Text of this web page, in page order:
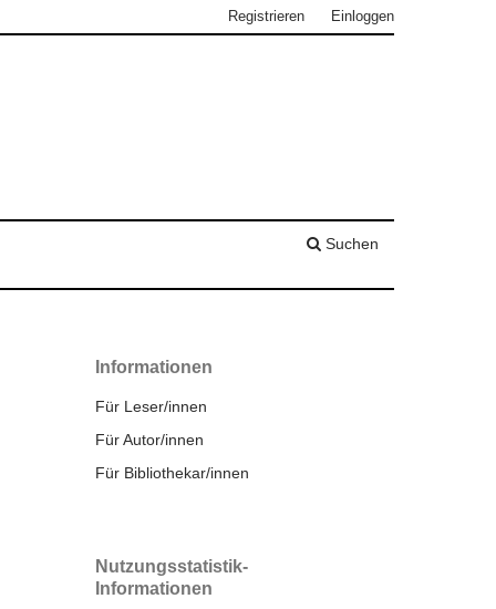
Suchen
Registrieren Einloggen
Informationen
Für Leser/innen
Für Autor/innen
Für Bibliothekar/innen
Nutzungsstatistik-
Informationen